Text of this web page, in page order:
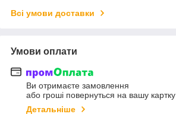
Всі умови доставки
Умови оплати
Ви отримаєте замовлення
або гроші повернуться на вашу картку
Детальніше